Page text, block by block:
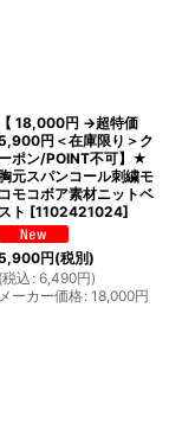
【 18,000円 →超特価
円＜在庫限り＞ク
ーポン/POINT不可】★
元スパンコール刺繍モ
コモコボア素材ニットベ
スト [1102421024]
円(税別)
(税込 : 6,490円)
メーカー価格: 18,000円